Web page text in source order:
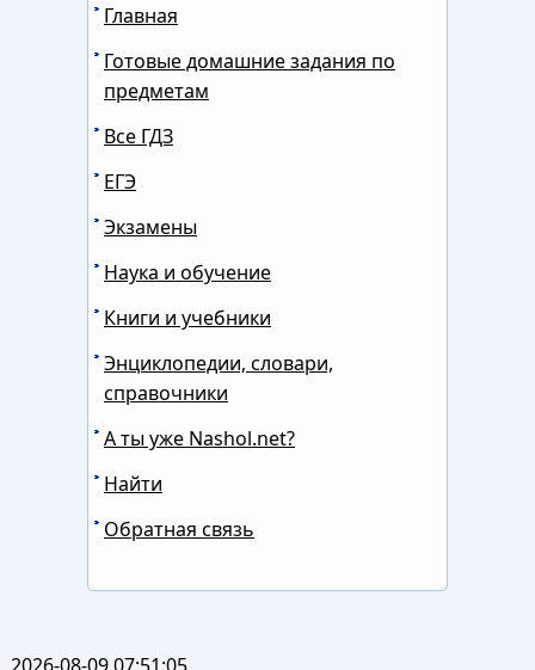
Главная
Готовые домашние задания по
предметам
Все ГДЗ
ЕГЭ
Экзамены
Наука и обучение
Книги и учебники
Энциклопедии, словари,
справочники
А ты уже Nashol.net?
Найти
Обратная связь